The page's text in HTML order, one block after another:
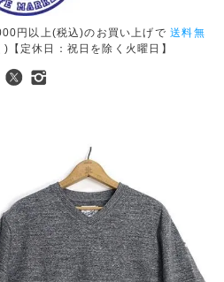
円以上(税込)のお買い上げで送料無
定休日：祝日を除く火曜日】